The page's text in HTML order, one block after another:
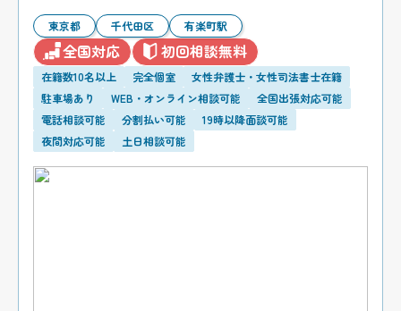
東京都 千代田区 有楽町駅
全国対応 初回相談無料
在籍数10名以上 完全個室
女性弁護士・女性司法書士在籍
駐車場あり
WEB・オンライン相談可能
全国出張対応可能
電話相談可能
分割払い可能
19時以降面談可能
夜間対応可能
土日相談可能